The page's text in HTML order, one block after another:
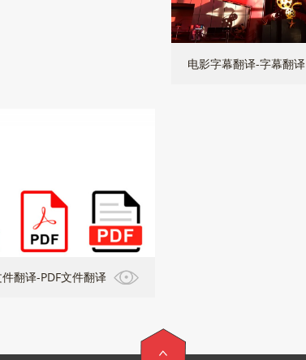
电影字幕翻译-字幕翻译
件翻译-PDF文件翻译